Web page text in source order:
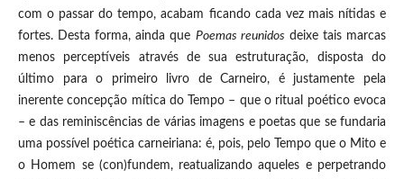
com o passar do tempo, acabam ficando cada vez mais nítidas e
fortes. Desta forma, ainda que Poemas reunidos deixe tais marcas
menos perceptíveis através de sua estruturação, disposta do
último para o primeiro livro de Carneiro, é justamente pela
inerente concepção mítica do Tempo – que o ritual poético evoca
– e das reminiscências de várias imagens e poetas que se fundaria
uma possível poética carneiriana: é, pois, pelo Tempo que o Mito e
o Homem se (con)fundem, reatualizando aqueles e perpetrando